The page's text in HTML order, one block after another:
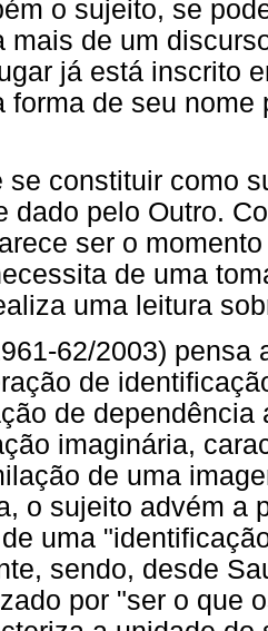
o sujeito, se
mais de um
já está inscrito
forma de seu nome
se constituir como
dado pelo Outro.
ser o
de uma
uma leitura
62/2003)
de
de
imaginária,
de uma
o sujeito advém a
uma
sendo, desde
por "ser o que